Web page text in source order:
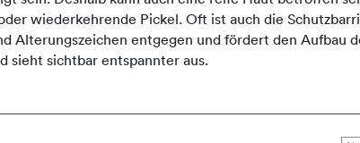
wiederkehrende Pickel. Oft ist auch die
Alterungszeichen entgegen und fördert den Aufbau
sieht sichtbar entspannter aus.